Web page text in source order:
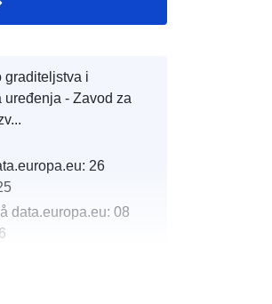
graditeljstva i
uređenja - Zavod za
26
data.europa.eu: 08